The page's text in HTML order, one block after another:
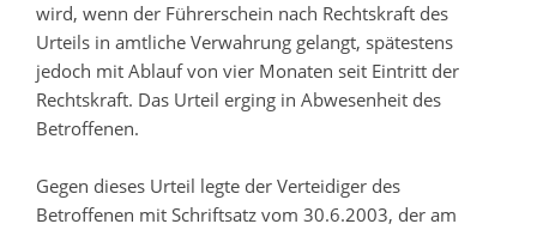
wird, wenn der Führerschein nach Rechtskraft des
Urteils in amtliche Verwahrung gelangt, spätestens
jedoch mit Ablauf von vier Monaten seit Eintritt der
Rechtskraft. Das Urteil erging in Abwesenheit des
Betroffenen.
Gegen dieses Urteil legte der Verteidiger des
Betroffenen mit Schriftsatz vom 30.6.2003, der am